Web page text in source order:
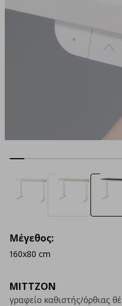
MITTZON
γραφείο καθιστής/όρθιας
Μέγεθος:
160x80 cm